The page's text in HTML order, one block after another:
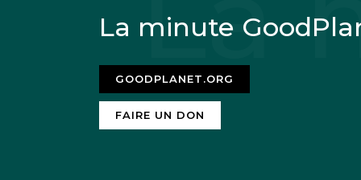
La minute
GOODPLANET.ORG
FAIRE UN DON